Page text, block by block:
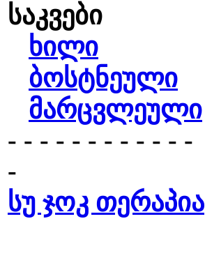
საკვები
ხილი
ბოსტნეული
მარცვლეული
- - - - - - - - - - - -
-
სუ ჯოკ თერაპია